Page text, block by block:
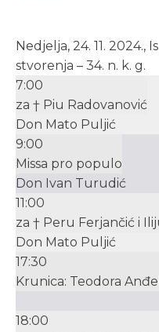
Nedjelja, 24. 11. 2024.,
stvorenja – 34. n. k. g.
7:00
za † Piu Radovanović
Don Mato Puljić
9:00
Missa pro populo
Don Ivan Turudić
11:00
za † Peru Ferjančić i
Don Mato Puljić
17:30
Krunica: Teodora
18:00